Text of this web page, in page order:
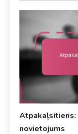
Atpakaļsitiens:
novietojums